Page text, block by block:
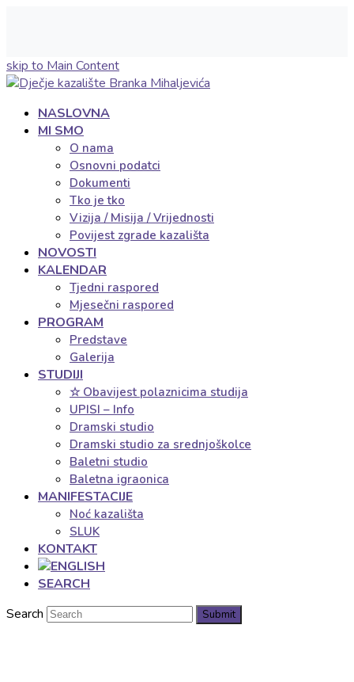
skip to Main Content
NASLOVNA
MI SMO
O nama
Osnovni podatci
Dokumenti
Tko je tko
Vizija / Misija / Vrijednosti
Povijest zgrade kazališta
NOVOSTI
KALENDAR
Tjedni raspored
Mjesečni raspored
PROGRAM
Predstave
Galerija
STUDIJI
☆ Obavijest polaznicima studija
UPISI – Info
Dramski studio
Dramski studio za srednjoškolce
Baletni studio
Baletna igraonica
MANIFESTACIJE
Noć kazališta
SLUK
KONTAKT
SEARCH
Search
Submit